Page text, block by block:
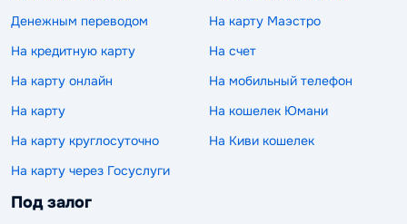
Денежным переводом
На карту Маэстро
На кредитную карту
На счет
На карту онлайн
На мобильный телефон
На карту
На кошелек Юмани
На карту круглосуточно
На Киви кошелек
На карту через Госуслуги
Под залог